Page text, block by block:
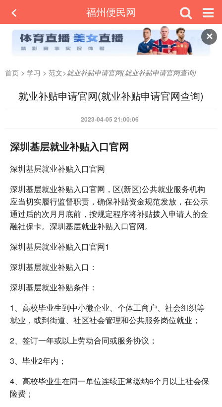
✕
福州便民网
首页 > 学习 > 范文>就业补贴申请官网(就业补贴申请官网查询)
就业补贴申请官网(就业补贴申请官网查询)
2023-04-05 21:00:06
深圳基层就业补贴入口官网
深圳基层就业补贴入口官网
深圳基层就业补贴入口官网，区(新区)公共就业服务机构
应当切实履行监督职责，确保补贴资金规范发放，在公示
通过后的次月月底前，按规定程序将补贴拨入申请人的金
融社保卡。深圳基层就业补贴入口官网。
深圳基层就业补贴入口官网1
深圳基层就业补贴入口：
深圳基层就业补贴条件：
1、高校毕业生到中小微企业、个体工商户、社会组织等
就业，或到街道、社区社会管理和公共服务岗位就业；
2、签订一年或以上劳动合同或服务协议；
3、毕业2年内；
4、高校毕业生在同一单位连续正常缴纳6个月以上社会保
险费；